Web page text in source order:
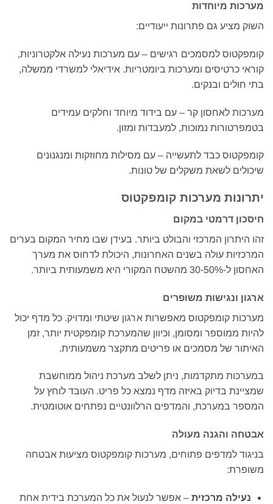
מערכות מיוחדות
השוק מציע גם פתרונות ייעודיים:
קומפקטוס למסמכים רגישים – עם מערכות נעילה אלקטרוניות,
קוראי כרטיסים ומערכות ביומטריות. אידיאלי למשרדי ממשלה,
בתי חולים ובנקים.
מערכות לאחסון קר – עם בידוד מיוחד וחלקים עמידים
בטמפרטורות נמוכות, למעבדות ומזון.
קומפקטוס כבד לתעשייה – עם מסילות מחוזקות ומנגנונים
שיכולים לשאת משקלים של טונות.
יתרונות מערכות קומפקטוס
חיסכון דרמטי במקום
זהו היתרון המרכזי והבולט ביותר. בעידן שבו מחיר המקום בערים
המרכזיות עולה בשנים האחרונות, היכולת לדחוס את מערך
האחסון ל-30-50% מהשטח המקורי היא משמעותית ביותר.
ארגון ונגישות משופרים
מערכות קומפקטוס מאפשרות ארגון שיטתי ומדויק. כל מדף יכול
להיות ממוספר ומסומן, וכיוון שהמערכת קומפקטית יותר, זמן
האיתור של מסמכים או פריטים מתקצר משמעותית.
במערכות מתקדמות, ניתן לשלב מערכת ניהול ממוחשבת
שמציינת בדיוק באיזה מדף נמצא כל פריט. העובד לוחץ על
המספר במערכת, והמדפים הרלוונטיים נפתחים אוטומטית.
אבטחה והגנה מעולה
בניגוד למדפים פתוחים, מערכות קומפקטוס מציעות אבטחה
משופרת:
נעילה מרכזית– אפשר לנעול את כל המערכת בידית אחת